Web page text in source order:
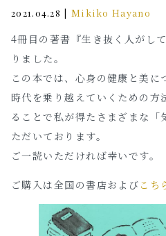
2021.04.28 | Mikiko Hayano
4冊目の著書『生き抜く人がし
りました。
この本では、心身の健康と美に
時代を乗り越えていくための方
ることで私が得たさまざまな「
ただいております。
ご一読いただければ幸いです。
ご購入は全国の書店および こち